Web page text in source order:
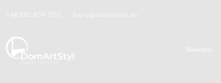
+48 882 659 700 biuro@domartstyl.eu
Nowości